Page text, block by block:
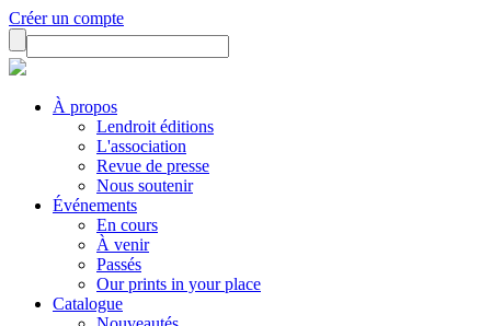
Créer un compte
À propos
Lendroit éditions
L'association
Revue de presse
Nous soutenir
Événements
En cours
À venir
Passés
Our prints in your place
Catalogue